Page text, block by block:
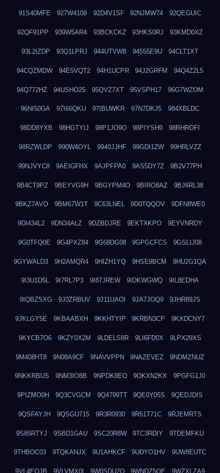
91S40MFE 927W4109 92D4V1SF 92NJMW74 92QEGUIC
92QF91PP 939W5AR4 93BCKCKZ 93HKS0RJ 93KMD0XZ
93L2IZDP 93Q1LPRJ 944UTVW8 94555E9U 94CLT1XT
94CQZMDW 94E5VQT2 94H1UCPR 94J2GRFM 94Q4Z2L5
94Q772HZ 94USHO25 95QVZ7XT 95VSPH17 96G7WZOM
96NI50GA 97I66QKU 97IBUWKR 97N7DKJ5 984XBLDC
98DD8YXB 98HGTYIJ 98P1JO9O 98PIYSH9 98RHROFI
98RZWLDP 990W4OYL 9940JJHF 99GDI1ZW 99HRLVZZ
99NJVYC8 9AEIGFHX 9AJPFPA0 9AS5DY7Z 9B2V77PH
9B4CT9PZ 9BEYVG9H 9BGYPM4O 9BIRO8AZ 9BJ6RL38
9BKZ7AVO 9BM67W1T 9C63LNEL 9D0TQQOV 9DFN8WE0
9DI434L2 9DN34ALZ 9DZBDJRE 9EKTXKPO 9EYVNRDY
9G0TFQ0E 9G4PXZ84 9G68DG08 9GPGCFCS 9GSLIJ08
9GYWALD3 9H2AMQR4 9HIZH1YQ 9HSE9BCM 9HU2G1QA
9I3U1D5L 9I7RL7P3 9I87JREW 9IDKWGWQ 9IL8EDHA
9IQBZSXG 9J0ZRBUV 9J11UAOI 9JA7JOQ9 9JHR89JS
9JKLGY5E 9KBAABXH 9KKHTYIP 9KRBN3CP 9KXDCNY7
9KYCB7O6 9KZY0X2M 9LDELS8R 9LI6FD0X 9LPX29XS
9M408HT8 9N08A9CF 9NAVVPPN 9NAZEVEZ 9NDMZNUZ
9NKKRBUS 9NM3IO8B 9NPDK8EO 9OKXN2KX 9PGFG1J0
9PIZMO0H 9Q3CVGCM 9Q4799TT 9QE0Y05S 9QEDJDIS
9QSFAYJH 9QSGU715 9R3R0930 9R51T71C 9RJEMRTS
9S85RTYJ 9SBD1GAU 9SC20R8W 9TC3RDIY 9TDEMFKU
9THBOC03 9TQKANJX 9U1AHKCF 9UDYO1HV 9UW8EUTC
9VL4EOJB 9VLVMX0I 9W0SDU2O 9WNDZ5OE 9WZXLZA9